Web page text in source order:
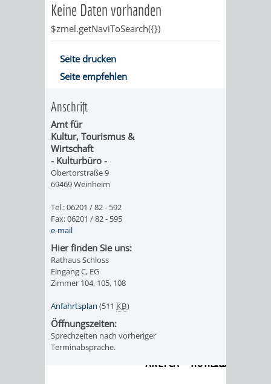
REPORTAGEN
STÄDTEPARTNERSCHAFTEN
ANET CAVAILLON
HOHENSACHSEN
Keine Daten vorhanden
$zmel.getNaviToSearch({})
Seite drucken
Seite empfehlen
Anschrift
Amt für
Kultur, Tourismus &
Wirtschaft
- Kulturbüro -
Obertorstraße 9
69469 Weinheim
Tel.: 06201 / 82 - 592
Fax: 06201 / 82 - 595
e-mail
Hier finden Sie uns:
Rathaus Schloss
Eingang C, EG
Zimmer 104, 105, 108
Anfahrtsplan (511 KB)
Öffnungszeiten:
Sprechzeiten nach vorheriger
Terminabsprache.